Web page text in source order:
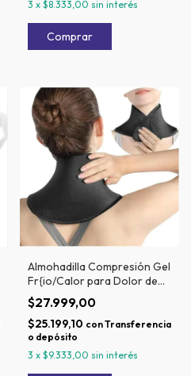
3 x $8.333,00 sin interés
Almohadilla Compresión Gel
Fr{io/Calor para Dolor de
Cuello
$27.999,00
$25.199,10 conTransferencia
o depósito
3 x $9.333,00 sin interés